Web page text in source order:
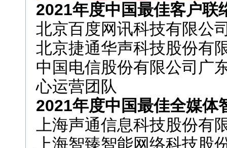
2021年度中国最佳客户联
北京百度网讯科技有限公
北京捷通华声科技股份有
中国电信股份有限公司广
心运营团队
2021年度中国最佳全媒体
上海声通信息科技股份有
上海智臻智能网络科技股